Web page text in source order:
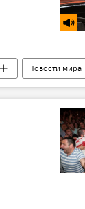
Новости мира